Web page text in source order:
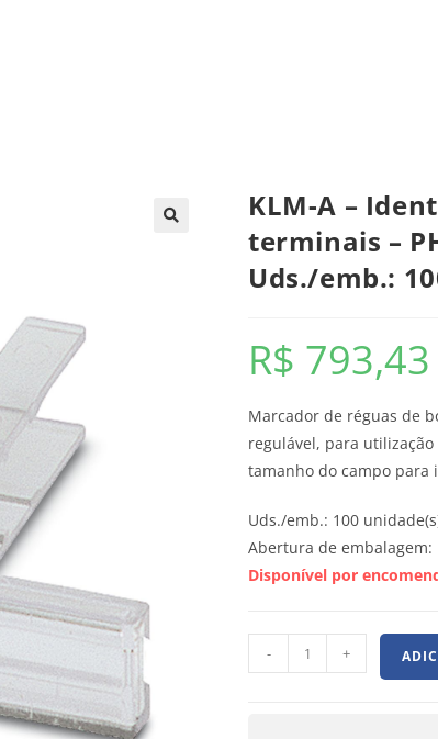
KLM-A –
terminais –
Uds./emb.:
R$ 793,43
Marcador de réguas de
regulável, para utilização
tamanho do campo para
Uds./emb.: 100
Abertura de
Disponível por
- +